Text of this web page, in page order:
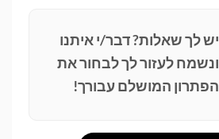
יש לך שאלות? דבר/י איתנו
ונשמח לעזור לך לבחור את
הפתרון המושלם עבורך!